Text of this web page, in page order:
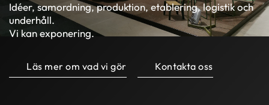
Idéer, samordning, produktion, etablering, logistik och
underhåll.
Vi kan exponering.
Läs mer om vad vi gör Kontakta oss